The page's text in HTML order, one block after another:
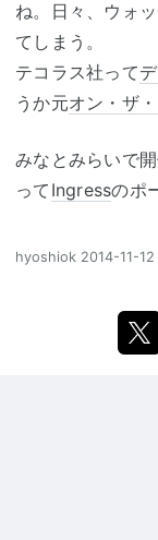
ね。日々、ウォ
てしまう。
テコラス社って
うか元オン・ザ
みなとみらいで
って Ingressのポ
hyoshiok 2014-11-